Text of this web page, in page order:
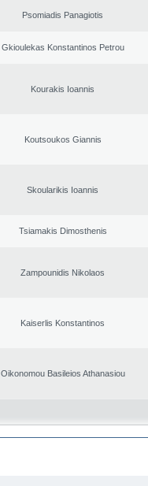
Psomiadis Panagiotis
Gkioulekas Konstantinos Petrou
Kourakis Ioannis
Koutsoukos Giannis
Skoularikis Ioannis
Tsiamakis Dimosthenis
Zampounidis Nikolaos
Kaiserlis Konstantinos
Oikonomou Basileios Athanasiou